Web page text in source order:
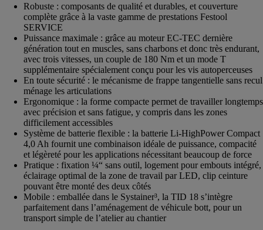
Robuste : composants de qualité et durables, et couverture
complète grâce à la vaste gamme de prestations Festool
SERVICE
Puissance maximale : grâce au moteur EC-TEC dernière
génération tout en muscles, sans charbons et donc très endurant,
avec trois vitesses, un couple de 180 Nm et un mode T
supplémentaire spécialement conçu pour les vis autoperceuses
En toute sécurité : le mécanisme de frappe tangentielle sans recul
ménage les articulations
Ergonomique : la forme compacte permet de travailler longtemps
avec précision et sans fatigue, y compris dans les zones
difficilement accessibles
Système de batterie flexible : la batterie Li-HighPower Compact
4,0 Ah fournit une combinaison idéale de puissance, compacité
et légèreté pour les applications nécessitant beaucoup de force
Pratique : fixation ¼“ sans outil, logement pour embouts intégré,
éclairage optimal de la zone de travail par LED, clip ceinture
pouvant être monté des deux côtés
Mobile : emballée dans le Systainer³, la TID 18 s’intègre
parfaitement dans l’aménagement de véhicule bott, pour un
transport simple de l’atelier au chantier